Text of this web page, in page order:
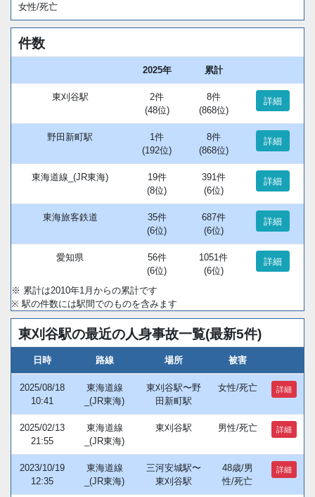
女性/死亡
件数
2025年 累計
東刈谷駅
2件
(48位)
8件
(868位)
詳細
野田新町駅
1件
(192位)
8件
(868位)
詳細
東海道線_(JR東海)
19件
(8位)
391件
(6位)
詳細
東海旅客鉄道
35件
(6位)
687件
(6位)
詳細
愛知県
56件
(6位)
1051件
(6位)
詳細
※ 累計は2010年1月からの累計です
※ 駅の件数には駅間でのものを含みます
東刈谷駅の最近の人身事故一覧(最新5件)
日時 路線 場所 被害
2025/08/18
10:41
東海道線
_(JR東海)
東刈谷駅〜野
田新町駅
女性/死亡 詳細
2025/02/13
21:55
東海道線
_(JR東海)
東刈谷駅 男性/死亡 詳細
2023/10/19
12:35
東海道線
_(JR東海)
三河安城駅〜
東刈谷駅
48歳/男
性/死亡
詳細